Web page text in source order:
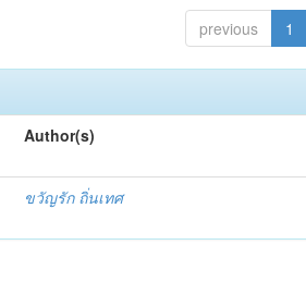
previous 1
Author(s)
ขวัญรัก ถิ่นเทศ